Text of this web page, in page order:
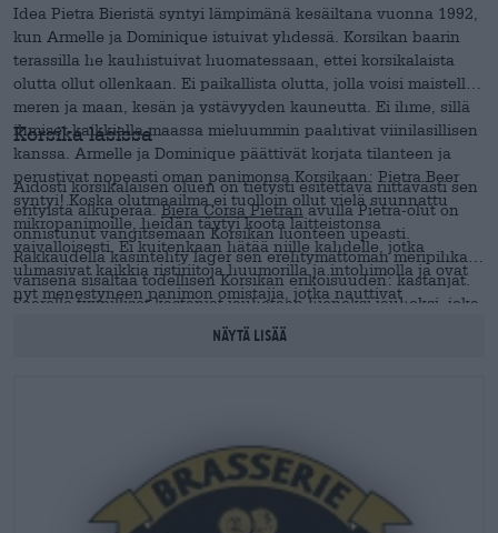
Idea Pietra Bieristä syntyi lämpimänä kesäiltana vuonna 1992,
kun Armelle ja Dominique istuivat yhdessä. Korsikan baarin
terassilla he kauhistuivat huomatessaan, ettei korsikalaista
olutta ollut ollenkaan. Ei paikallista olutta, jolla voisi maistella
meren ja maan, kesän ja ystävyyden kauneutta. Ei ihme, sillä
ihmiset kaikkialla maassa mieluummin paahtivat viinilasillisen
kanssa. Armelle ja Dominique päättivät korjata tilanteen ja
perustivat nopeasti oman panimonsa Korsikaan: Pietra Beer
syntyi! Koska olutmaailma ei tuolloin ollut vielä suunnattu
mikropanimoille, heidän täytyi koota laitteistonsa
vaivalloisesti. Ei kuitenkaan hätää niille kahdelle, jotka
uhmasivat kaikkia ristiriitoja huumorilla ja intohimolla ja ovat
nyt menestyneen panimon omistajia, jotka nauttivat
Korsika lasissa
Aidosti korsikalaisen oluen on tietysti esitettävä riittävästi sen
erityistä alkuperää.Biera Corsa Pietranavulla Pietra-olut on
onnistunut vangitsemaan Korsikan luonteen upeasti.
Rakkaudella käsintehty lager sen erehtymättömän meripihkan
värisenä sisältää todellisen Korsikan erikoisuuden: kastanjat.
Saarelle tyypilliset kastanjat jauhetaan hienoksi jauhoksi, joka
sitten menee kattilaan yhdessä humalan ja maltaiden kanssa.
Näytä lisää